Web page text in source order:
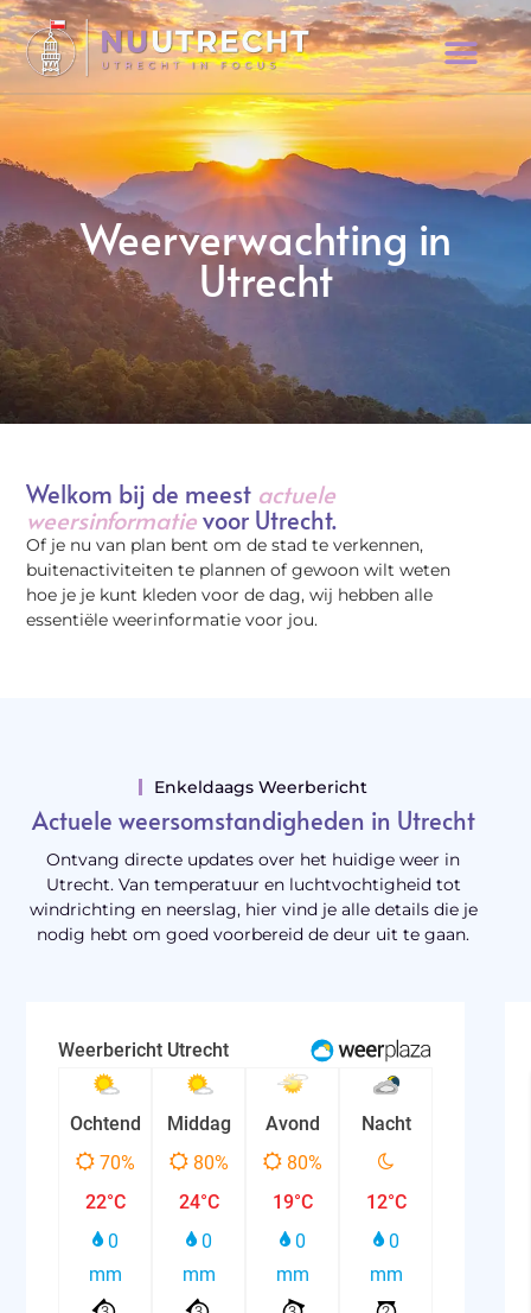
Weerverwachting in
Utrecht
Welkom bij de meest actuele
weersinformatievoor Utrecht.
Of je nu van plan bent om de stad te verkennen,
buitenactiviteiten te plannen of gewoon wilt weten
hoe je je kunt kleden voor de dag, wij hebben alle
essentiële weerinformatie voor jou.
Enkeldaags Weerbericht
Actuele weersomstandigheden in Utrecht
Ontvang directe updates over het huidige weer in
Utrecht. Van temperatuur en luchtvochtigheid tot
windrichting en neerslag, hier vind je alle details die je
nodig hebt om goed voorbereid de deur uit te gaan.